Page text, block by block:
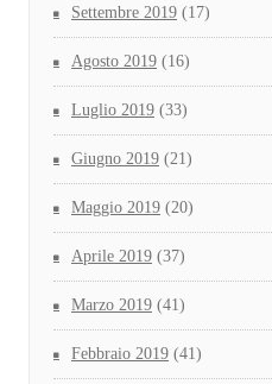
Settembre 2019 (17)
Agosto 2019 (16)
Luglio 2019 (33)
Giugno 2019 (21)
Maggio 2019 (20)
Aprile 2019 (37)
Marzo 2019 (41)
Febbraio 2019 (41)